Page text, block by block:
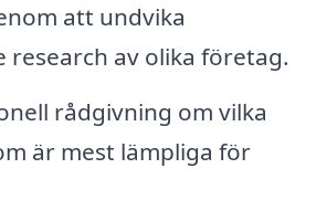
att undvika
research av olika företag.
rådgivning om vilka
är mest lämpliga för